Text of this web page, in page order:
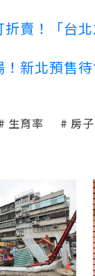
折賣！「台
！新北預售
生育率 房子